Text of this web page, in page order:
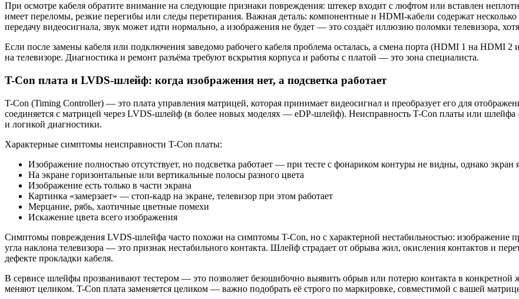
При осмотре кабеля обратите внимание на следующие признаки повреждения: штекер входит с люфтом или вставлен
имеет переломы, резкие перегибы или следы перетирания. Важная деталь: компонентные и HDMI-кабели содержат
передачу видеосигнала, звук может идти нормально, а изображения не будет — это создаёт иллюзию поломки телевизора,
Если после замены кабеля или подключения заведомо рабочего кабеля проблема осталась, а смена порта (HDMI 1 на HDMI
на телевизоре. Диагностика и ремонт разъёма требуют вскрытия корпуса и работы с платой — это зона специалиста.
T-Con плата и LVDS-шлейф: когда изображения нет, а подсветка работает
T-Con (Timing Controller) — это плата управления матрицей, которая принимает видеосигнал и преобразует его для
соединяется с матрицей через LVDS-шлейф (в более новых моделях — eDP-шлейф). Неисправность T-Con платы или
и логикой диагностики.
Характерные симптомы неисправности T-Con платы:
Изображение полностью отсутствует, но подсветка работает — при тесте с фонариком контуры не видны, однако экран
На экране горизонтальные или вертикальные полосы разного цвета
Изображение есть только в части экрана
Картинка «замерзает» — стоп-кадр на экране, телевизор при этом работает
Мерцание, рябь, хаотичные цветные помехи
Искажение цвета всего изображения
Симптомы повреждения LVDS-шлейфа часто похожи на симптомы T-Con, но с характерной нестабильностью: изображение
угла наклона телевизора — это признак нестабильного контакта. Шлейф страдает от обрыва жил, окисления контактов и
дефекте прокладки кабеля.
В сервисе шлейфы прозванивают тестером — это позволяет безошибочно выявить обрыв или потерю контакта в
меняют целиком. T-Con плата заменяется целиком — важно подобрать её строго по маркировке, совместимой с вашей